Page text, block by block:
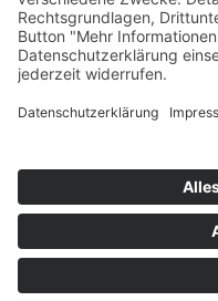
Kontakt
Copyright©